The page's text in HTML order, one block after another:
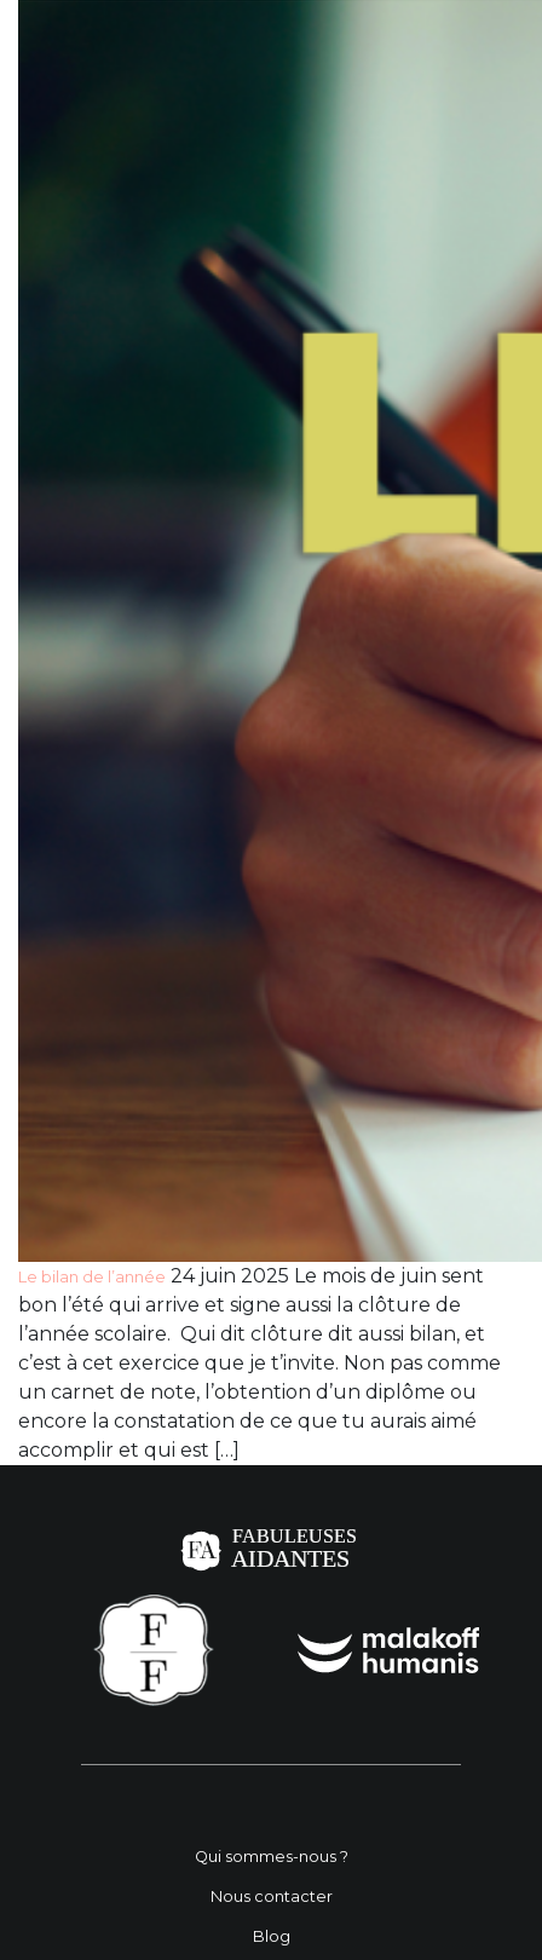
Le bilan de l’année 24 juin 2025 Le mois de juin sent
bon l’été qui arrive et signe aussi la clôture de
l’année scolaire. Qui dit clôture dit aussi bilan, et
c’est à cet exercice que je t’invite. Non pas comme
un carnet de note, l’obtention d’un diplôme ou
encore la constatation de ce que tu aurais aimé
accomplir et qui est […]
Qui sommes-nous ?
Nous contacter
Blog